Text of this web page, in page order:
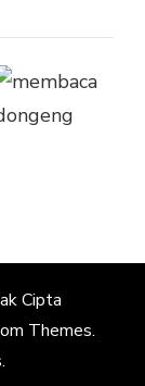
Cipta
Themes.
.